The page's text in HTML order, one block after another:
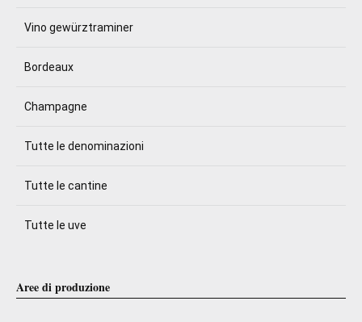
Vino gewürztraminer
Bordeaux
Champagne
Tutte le denominazioni
Tutte le cantine
Tutte le uve
Aree di produzione